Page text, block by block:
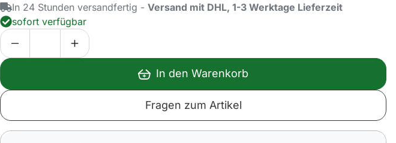
In 24 Stunden versandfertig - Versand mit DHL, 1-3 Werktage Lieferzeit
sofort verfügbar
In den Warenkorb
Fragen zum Artikel